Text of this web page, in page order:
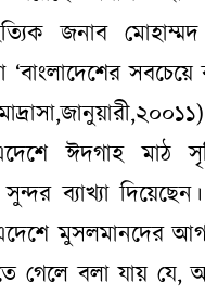
জনাব
ঈদগাহ মাঠ
ব্যাখ্যা
এদেশে মুসলমানদের
গেলে বলা যায় যে,